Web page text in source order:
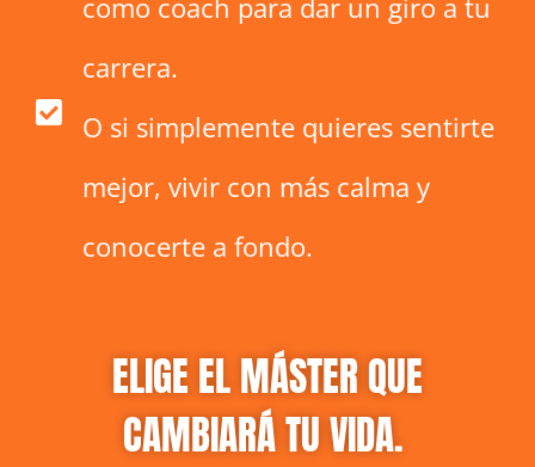
como coach para dar un giro a tu
carrera.
O si simplemente quieres sentirte
mejor, vivir con más calma y
conocerte a fondo.
ELIGE EL MÁSTER QUE
CAMBIARÁ TU VIDA.